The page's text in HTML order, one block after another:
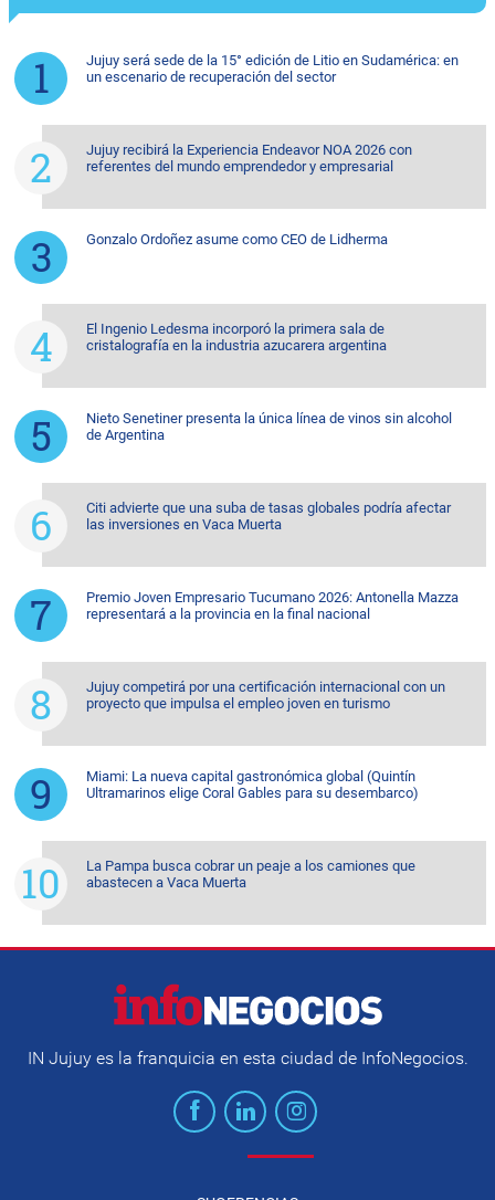
Jujuy será sede de la 15° edición de Litio en Sudamérica: en
un escenario de recuperación del sector
Jujuy recibirá la Experiencia Endeavor NOA 2026 con
referentes del mundo emprendedor y empresarial
Gonzalo Ordoñez asume como CEO de Lidherma
El Ingenio Ledesma incorporó la primera sala de
cristalografía en la industria azucarera argentina
Nieto Senetiner presenta la única línea de vinos sin alcohol
de Argentina
Citi advierte que una suba de tasas globales podría afectar
las inversiones en Vaca Muerta
Premio Joven Empresario Tucumano 2026: Antonella Mazza
representará a la provincia en la final nacional
Jujuy competirá por una certificación internacional con un
proyecto que impulsa el empleo joven en turismo
Miami: La nueva capital gastronómica global (Quintín
Ultramarinos elige Coral Gables para su desembarco)
La Pampa busca cobrar un peaje a los camiones que
abastecen a Vaca Muerta
IN Jujuy es la franquicia en esta ciudad de InfoNegocios.